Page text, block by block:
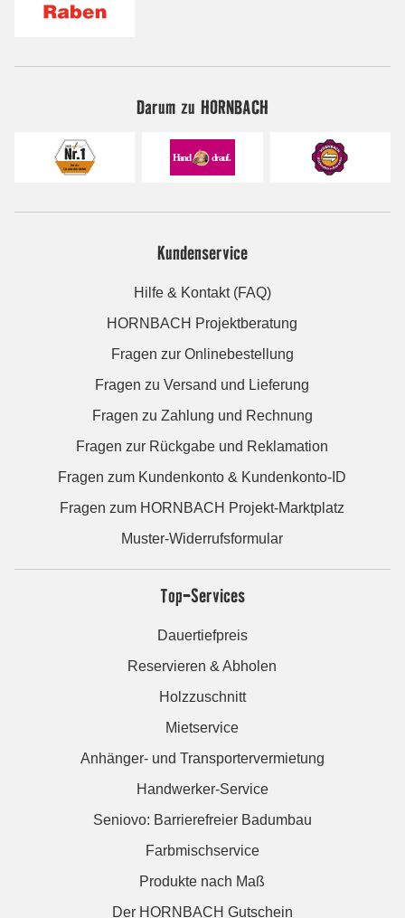
Darum zu HORNBACH
Kundenservice
Hilfe & Kontakt (FAQ)
HORNBACH Projektberatung
Fragen zur Onlinebestellung
Fragen zu Versand und Lieferung
Fragen zu Zahlung und Rechnung
Fragen zur Rückgabe und Reklamation
Fragen zum Kundenkonto & Kundenkonto-ID
Fragen zum HORNBACH Projekt-Marktplatz
Muster-Widerrufsformular
Top-Services
Dauertiefpreis
Reservieren & Abholen
Holzzuschnitt
Mietservice
Anhänger- und Transportervermietung
Handwerker-Service
Seniovo: Barrierefreier Badumbau
Farbmischservice
Produkte nach Maß
Der HORNBACH Gutschein